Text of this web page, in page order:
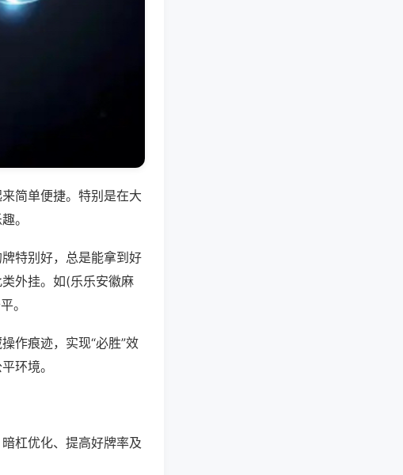
简单便捷。特别是在大
。
特别好，总是能拿到好
外挂。如(乐乐安徽麻
。
作痕迹，实现“必胜”效
环境。
杠优化、提高好牌率及